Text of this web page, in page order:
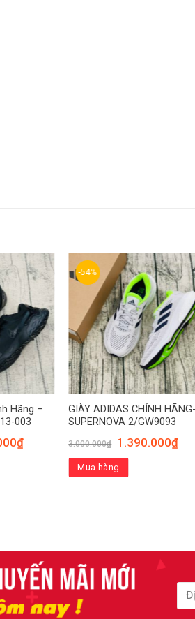
Hãng –
003
₫
-54%
GIÀY ADIDAS CHÍNH HÃNG-
SUPERNOVA 2/GW9093
3.000.000₫ 1.390.000₫
Mua hàng